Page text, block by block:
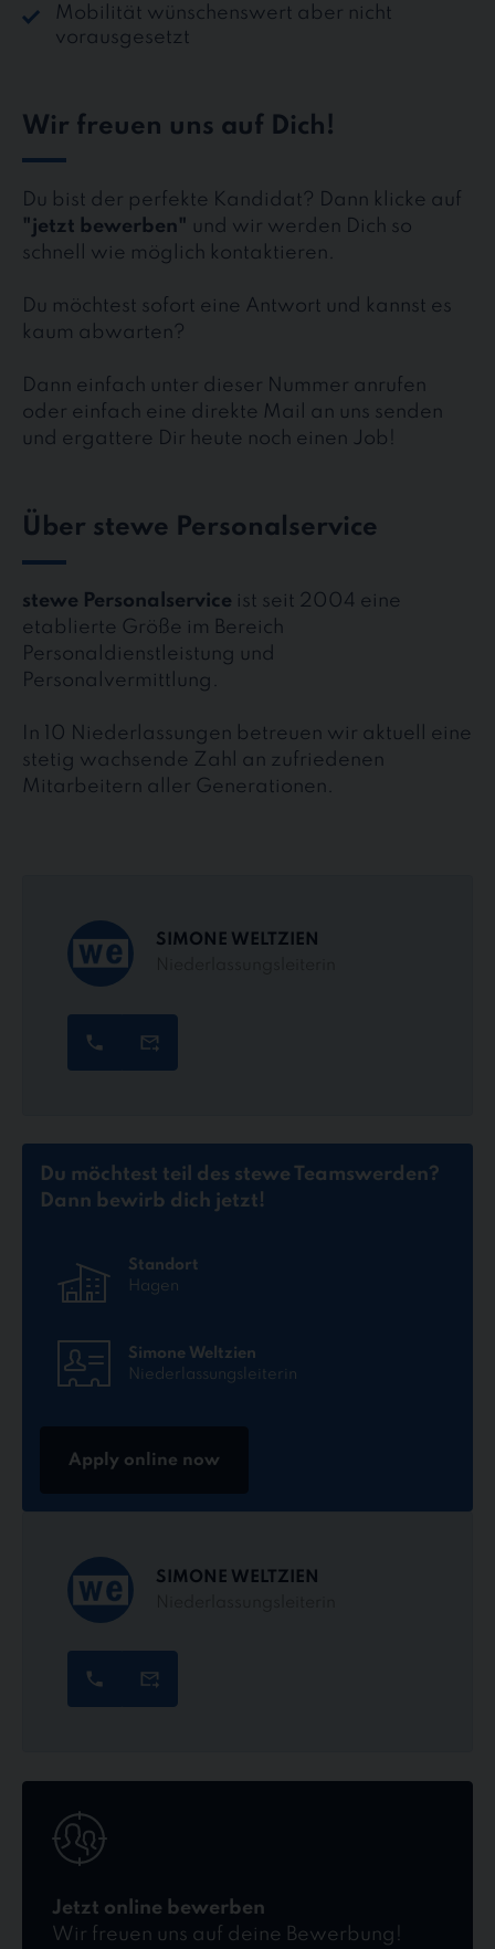
Mobilität wünschenswert aber nicht
vorausgesetzt
Wir freuen uns auf Dich!
Du bist der perfekte Kandidat? Dann klicke auf
"jetzt bewerben" und wir werden Dich so
schnell wie möglich kontaktieren.
Du möchtest sofort eine Antwort und kannst es
kaum abwarten?
Dann einfach unter dieser Nummer anrufen
oder einfach eine direkte Mail an uns senden
und ergattere Dir heute noch einen Job!
Über stewe Personalservice
stewe Personalservice ist seit 2004 eine
etablierte Größe im Bereich
Personaldienstleistung und
Personalvermittlung.
In 10 Niederlassungen betreuen wir aktuell eine
stetig wachsende Zahl an zufriedenen
Mitarbeitern aller Generationen.
SIMONE WELTZIEN
Du möchtest teil des stewe Teamswerden?
Dann bewirb dich jetzt!
Standort
Hagen
Simone Weltzien
Niederlassungsleiterin
Apply online now
SIMONE WELTZIEN
Jetzt online bewerben
Wir freuen uns auf deine Bewerbung!
online
bewerben